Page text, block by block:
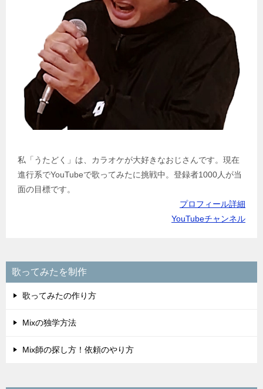
私「うたどく」は、カラオケが大好きなおじさんです。現在
進行系でYouTubeで歌ってみたに挑戦中。登録者1000人が当
面の目標です。
プロフィール詳細
YouTubeチャンネル
歌ってみたを制作
歌ってみたの作り方
Mixの独学方法
Mix師の探し方！依頼のやり方